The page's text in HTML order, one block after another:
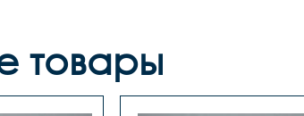
товары